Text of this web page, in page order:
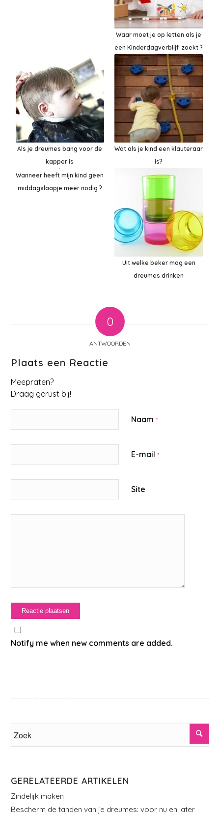
Waar moet je op letten als je
een Kinderdagverblijf zoekt ?
Als je dreumes bang voor de
kapper is
Wat als je kind een klauteraar
is?
Wanneer heeft mijn kind geen
middagslaapje meer nodig ?
Uit welke beker mag een
dreumes drinken
0
ANTWOORDEN
Plaats een Reactie
Meepraten?
Draag gerust bij!
Naam*
E-mail*
Site
Notify me when new comments are added.
GERELATEERDE ARTIKELEN
Zindelijk maken
Bescherm de tanden van je dreumes: voor nu en later